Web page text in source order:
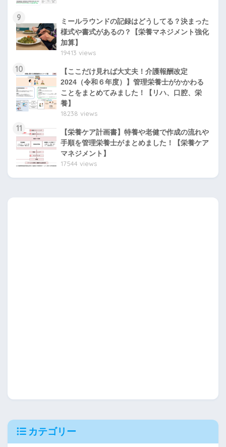
9
ミールラウンドの記録はどうしてる？決まった
様式や書式があるの？【栄養マネジメント強化
加算】
19413 views
10
【ここだけ見れば大丈夫！介護報酬改定
2024（令和６年度）】管理栄養士がかかわる
ことをまとめてみました！【リハ、口腔、栄
養】
18238 views
11
【栄養ケア計画書】特養や老健で作成の流れや
手順を管理栄養士がまとめました！【栄養ケア
マネジメント】
17544 views
カテゴリー